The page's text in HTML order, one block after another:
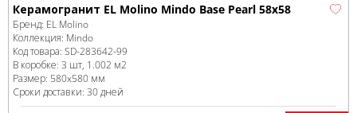
Керамогранит EL Molino Mindo Base Pearl 58x58
Бренд: EL Molino
Коллекция: Mindo
Код товара: SD-283642-99
В коробке: 3 шт, 1.002 м2
Размер: 580x580 мм
Сроки доставки: 30 дней